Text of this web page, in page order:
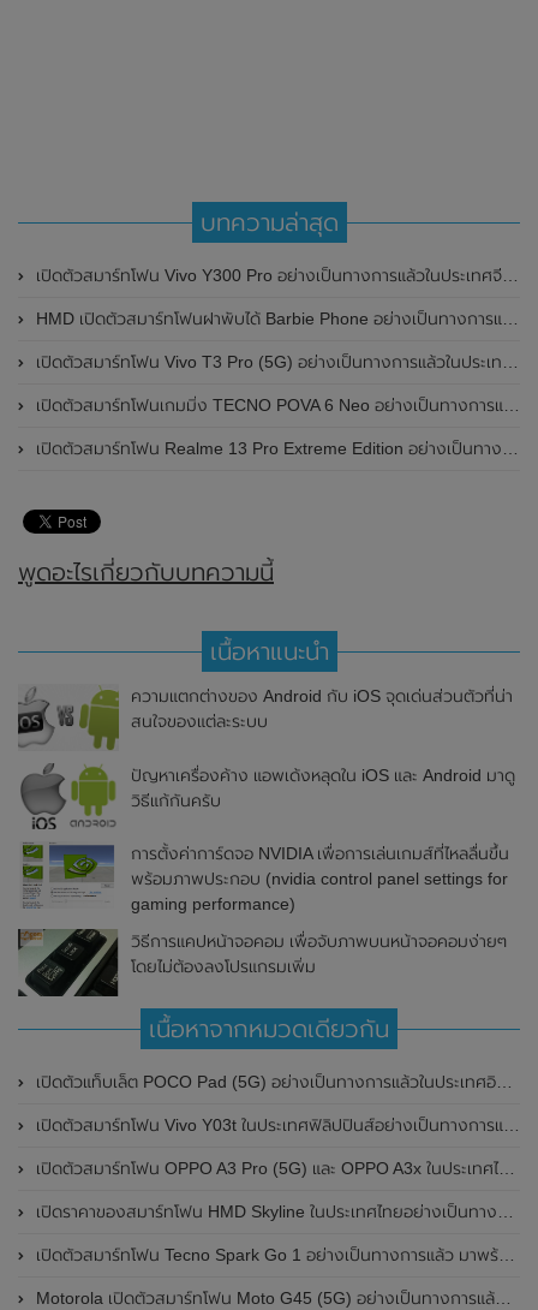
บทความล่าสุด
เปิดตัวสมาร์ทโฟน Vivo Y300 Pro อย่างเป็นทางการแล้วในประเทศจีน มาพร้อมดีไซน์พรีเมี่ยม ทนทาน และแบตเตอรี่สุดอึดขนาดใหญ่ 6,500mAh พร้อมรองรับการชาร์จไว 80W
HMD เปิดตัวสมาร์ทโฟนฝาพับได้ Barbie Phone อย่างเป็นทางการแล้ว มาพร้อมธีมสีชมพูสดใส
เปิดตัวสมาร์ทโฟน Vivo T3 Pro (5G) อย่างเป็นทางการแล้วในประเทศอินเดีย
เปิดตัวสมาร์ทโฟนเกมมิ่ง TECNO POVA 6 Neo อย่างเป็นทางการแล้วในประเทศไทย ในราคา 8,499 บาท
เปิดตัวสมาร์ทโฟน Realme 13 Pro Extreme Edition อย่างเป็นทางการแล้วในประเทศจีน
พูดอะไรเกี่ยวกับบทความนี้
เนื้อหาแนะนำ
ความแตกต่างของ Android กับ iOS จุดเด่นส่วนตัวที่น่า
สนใจของแต่ละระบบ
ปัญหาเครื่องค้าง แอพเด้งหลุดใน iOS และ Android มาดู
วิธีแก้กันครับ
การตั้งค่าการ์ดจอ NVIDIA เพื่อการเล่นเกมส์ที่ไหลลื่นขึ้น
พร้อมภาพประกอบ (nvidia control panel settings for
gaming performance)
วิธีการแคปหน้าจอคอม เพื่อจับภาพบนหน้าจอคอมง่ายๆ
โดยไม่ต้องลงโปรแกรมเพิ่ม
เนื้อหาจากหมวดเดียวกัน
เปิดตัวแท็บเล็ต POCO Pad (5G) อย่างเป็นทางการแล้วในประเทศอินเดีย มาพร้อมชิปเซ็ต Snapdragon 7s Gen 2 ของ Qualcomm และรองรับเครือข่าย 5G
เปิดตัวสมาร์ทโฟน Vivo Y03t ในประเทศฟิลิปปินส์อย่างเป็นทางการแล้ว มาพร้อมชิปเซ็ต Unisoc T612 , กล้องหลัง ความละเอียด 13MP , แบตเตอรี่ 5,000mAh และหน้าจอแสดงผล LCD / 90Hz
เปิดตัวสมาร์ทโฟน OPPO A3 Pro (5G) และ OPPO A3x ในประเทศไทยอย่างเป็นทางการแล้ว ในราคาเริ่มต้นเพียง 3,999 บาท
เปิดราคาของสมาร์ทโฟน HMD Skyline ในประเทศไทยอย่างเป็นทางการแล้ว ราคา 14,990 บาท
เปิดตัวสมาร์ทโฟน Tecno Spark Go 1 อย่างเป็นทางการแล้ว มาพร้อมหน้าจอแสดงผล LCD / 120Hz , แบตเตอรี่ 5,000mAh และใช้ชิปเซ็ต Unisoc
Motorola เปิดตัวสมาร์ทโฟน Moto G45 (5G) อย่างเป็นทางการแล้วในอินเดีย